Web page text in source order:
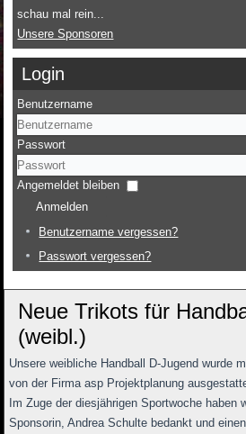
schau mal rein...
Unsere Sponsoren
Login
Benutzername
Passwort
Angemeldet bleiben
Anmelden
Benutzername vergessen?
Passwort vergessen?
Neue Trikots für
(weibl.)
Unsere weibliche Handball D-Jugend wurde
von der Firma asp Projektplanung
Im Zuge der diesjährigen Sportwoche haben
Sponsorin, Andrea Schulte bedankt und